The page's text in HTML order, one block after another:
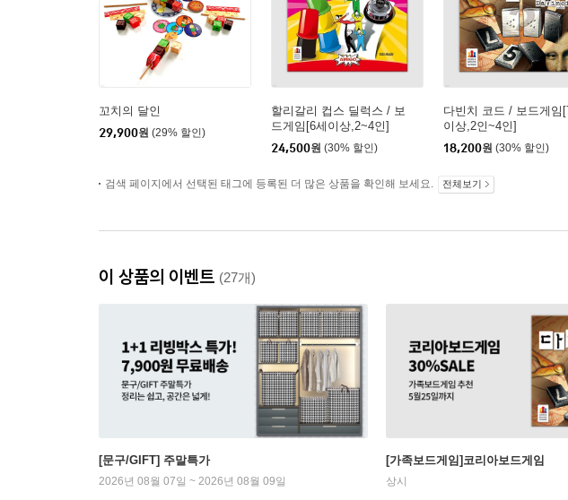
꼬치의 달인
29,900원 (29% 할인)
할리갈리 컵스 딜럭스 / 보
드게임[6세이상,2~4인]
24,500원 (30% 할인)
다빈치 코드 / 보드게임
이상,2인~4인]
18,200원 (30% 할인)
검색 페이지에서 선택된 태그에 등록된 더 많은 상품을 확인해 보세요. 전체보기
이 상품의 이벤트 (27개)
[문구/GIFT] 주말특가
2026년 08월 07일 ~ 2026년 08월 09일
[가족보드게임]코리아보드게임
상시